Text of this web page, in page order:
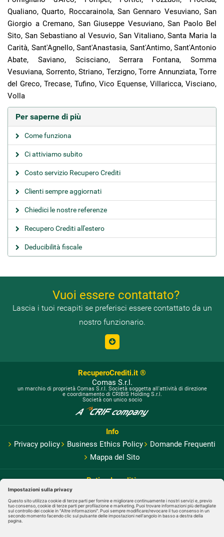
Qualiano, Quarto, Roccarainola, San Gennaro Vesuviano, San
Giorgio a Cremano, San Giuseppe Vesuviano, San Paolo Bel
Sito, San Sebastiano al Vesuvio, San Vitaliano, Santa Maria la
Carità, Sant'Agnello, Sant'Anastasia, Sant'Antimo, Sant'Antonio
Abate, Saviano, Scisciano, Serrara Fontana, Somma
Vesuviana, Sorrento, Striano, Terzigno, Torre Annunziata, Torre
del Greco, Trecase, Tufino, Vico Equense, Villaricca, Visciano,
Volla
Per saperne di più
Come funziona
Ci attiviamo subito
Costo servizio Recupero Crediti
Clienti sempre aggiornati
Chiedici le nostre referenze
Recupero Crediti all'estero
Deducibilità fiscale
Vuoi essere contattato?
Lascia i tuoi recapiti se preferisci essere contattato da un
nostro funzionario.
RecuperoCrediti.it ®
Comas S.r.l.
un marchio di proprietà Comas S.r.l. Società soggetta all'attività di direzione
e coordinamento di CRIBIS Holding S.r.l.
Società con unico socio
Info
Privacy policy
Business Ethics Policy
Domande Frequenti
Mappa del Sito
Rating Legalità